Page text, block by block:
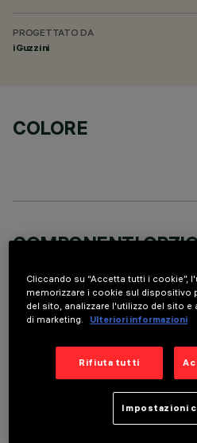
PROGETTATO DA
iGuzzini
COLORE
COMPONENTI
DATI TECNICI
ULTIMO AGGIORNAMENTO: 06/08/
Cliccando su “Accetta tutti i cookie”,
memorizzare i cookie sul dispositivo
del sito, analizzare l'utilizzo del sito
di marketing.
Ulteriori informazioni
Rifiuta tutti
Impostazioni